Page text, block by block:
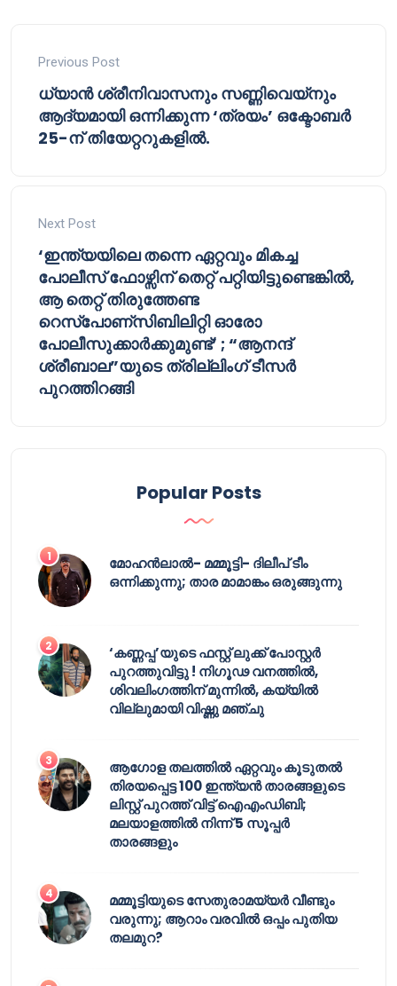
Previous Post
ധ്യാൻ ശ്രീനിവാസനും സണ്ണിവെയ്‌നും
ആദ്യമായി ഒന്നിക്കുന്ന ‘ത്രയം’ ഒക്ടോബര്‍
25-ന് തിയേറ്ററുകളില്‍.
Next Post
‘ഇന്ത്യയിലെ തന്നെ ഏറ്റവും മികച്ച
പോലീസ് ഫോഴ്സിന് തെറ്റ് പറ്റിയിട്ടുണ്ടെങ്കിൽ,
ആ തെറ്റ് തിരുത്തേണ്ട
റെസ്പോണ്സിബിലിറ്റി ഓരോ
പോലീസുക്കാർക്കുമുണ്ട്’ ; “ആനന്ദ്
ശ്രീബാല”യുടെ ത്രില്ലിംഗ് ടീസർ
പുറത്തിറങ്ങി
Popular Posts
മോഹൻലാൽ- മമ്മൂട്ടി- ദിലീപ് ടീം
ഒന്നിക്കുന്നു; താര മാമാങ്കം ഒരുങ്ങുന്നു
‘കണ്ണപ്പ’യുടെ ഫസ്റ്റ് ലുക്ക് പോസ്റ്റർ
പുറത്തുവിട്ടു ! നിഗൂഢ വനത്തിൽ,
ശിവലിംഗത്തിന് മുന്നിൽ, കയ്യിൽ
വില്ലുമായി വിഷ്ണു മഞ്ചു
ആഗോള തലത്തിൽ ഏറ്റവും കൂടുതൽ
തിരയപ്പെട്ട 100 ഇന്ത്യൻ താരങ്ങളുടെ
ലിസ്റ്റ് പുറത്ത് വിട്ട് ഐഎംഡിബി;
മലയാളത്തിൽ നിന്ന് 5 സൂപ്പർ
താരങ്ങളും
മമ്മൂട്ടിയുടെ സേതുരാമയ്യർ വീണ്ടും
വരുന്നു; ആറാം വരവിൽ ഒപ്പം പുതിയ
തലമുറ?